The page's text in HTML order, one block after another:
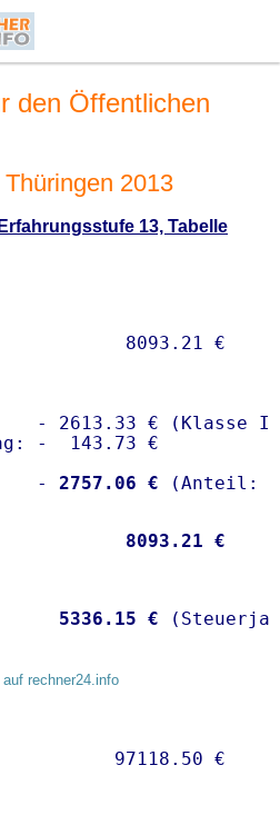
den Öffentlichen
2013
13, Tabelle
- 2613.33 € (Klasse I)
-  143.73 €
-
2757.06 €
8093.21 €
5336.15 €
rechner24.info